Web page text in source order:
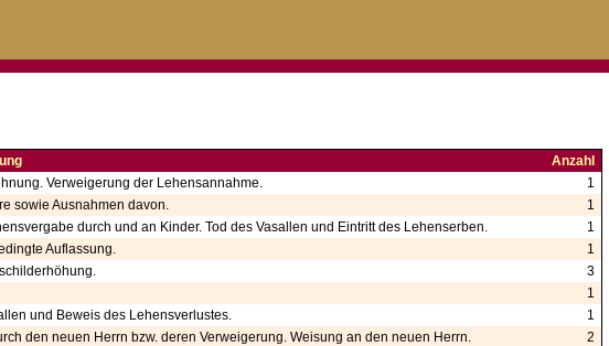
Anzahl
Verweigerung der Lehensannahme.
1
sowie Ausnahmen davon.
1
durch und an Kinder. Tod des Vasallen und Eintritt des Lehenserben.
1
Auflassung.
1
3
1
und Beweis des Lehensverlustes.
1
den neuen Herrn bzw. deren Verweigerung. Weisung an den neuen Herrn.
2